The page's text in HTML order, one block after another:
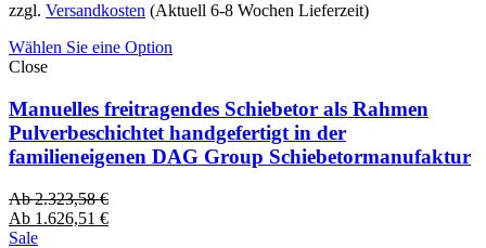
zzgl. Versandkosten (Aktuell 6-8 Wochen Lieferzeit)
Wählen Sie eine Option
Close
Manuelles freitragendes Schiebetor als Rahmen
Pulverbeschichtet handgefertigt in der
familieneigenen DAG Group Schiebetormanufaktur
Ab2.323,58€
Ab 1.626,51 €
Sale